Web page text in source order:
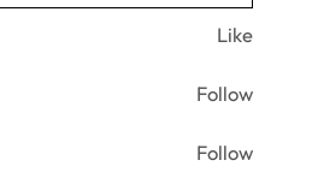
Like
Follow
Follow